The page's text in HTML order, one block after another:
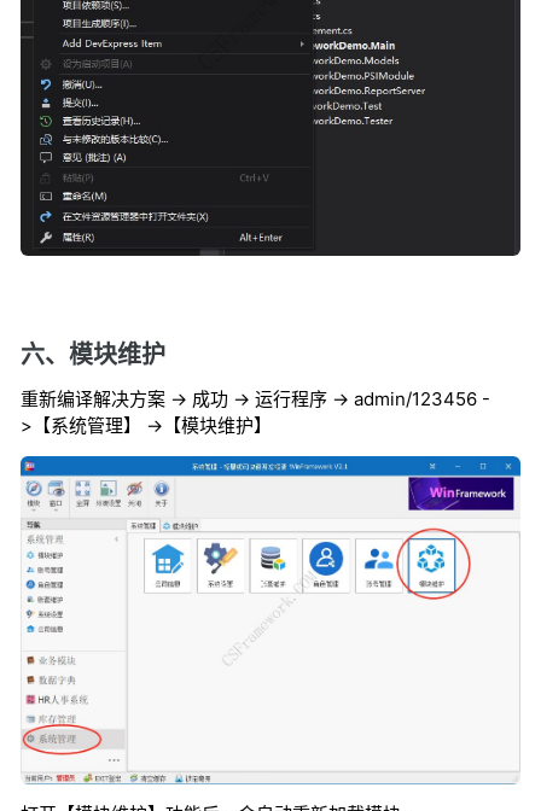
六、模块维护
重新编译解决方案 -> 成功 -> 运行程序 -> admin/123456 -
>【系统管理】 ->【模块维护】